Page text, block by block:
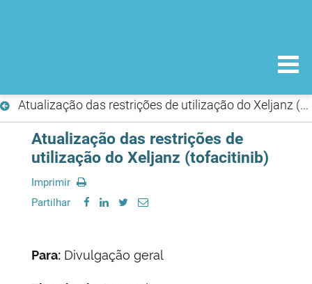
Atualização das restrições de utilização do Xeljanz (tofacitinib)
Atualização das restrições de
utilização do Xeljanz (tofacitinib)
Imprimir
Partilhar
Para: Divulgação geral